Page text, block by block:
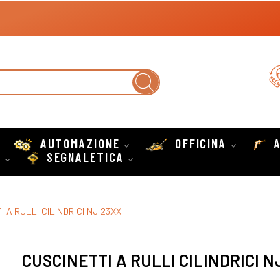
AUTOMAZIONE OFFICINA
SEGNALETICA
A RULLI CILINDRICI NJ 23XX
CUSCINETTI A RULLI CILINDRICI